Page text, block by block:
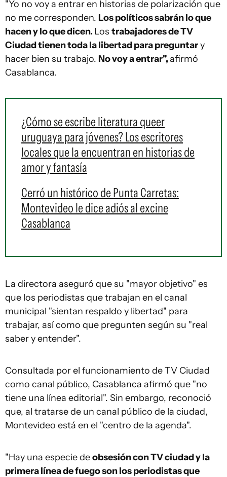
"Yo no voy a entrar en historias de polarización que
no me corresponden. Los políticos sabrán lo que
hacen y lo que dicen. Los trabajadores de TV
Ciudad tienen toda la libertad para preguntary
hacer bien su trabajo. No voy a entrar",afirmó
Casablanca.
¿Cómo se escribe literatura queer
uruguaya para jóvenes? Los escritores
locales que la encuentran en historias de
amor y fantasía
Cerró un histórico de Punta Carretas:
Montevideo le dice adiós al excine
Casablanca
La directora aseguró que su "mayor objetivo" es
que los periodistas que trabajan en el canal
municipal "sientan respaldo y libertad" para
trabajar, así como que pregunten según su "real
saber y entender".
Consultada por el funcionamiento de TV Ciudad
como canal público, Casablanca afirmó que "no
tiene una línea editorial". Sin embargo, reconoció
que, al tratarse de un canal público de la ciudad,
Montevideo está en el "centro de la agenda".
"Hay una especie deobsesión con TV ciudad y la
primera línea de fuego son los periodistas que